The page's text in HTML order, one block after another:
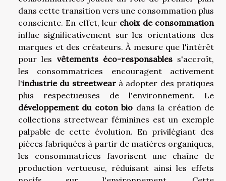
dans cette transition vers une consommation plus
consciente. En effet, leur choix de consommation
influe significativement sur les orientations des
marques et des créateurs. À mesure que l'intérêt
pour les vêtements éco-responsabless'accroît,
les consommatrices encouragent activement
l'industrie du streetwearà adopter des pratiques
plus respectueuses de l'environnement. Le
développement du coton bio dans la création de
collections streetwear féminines est un exemple
palpable de cette évolution. En privilégiant des
pièces fabriquées à partir de matières organiques,
les consommatrices favorisent une chaîne de
production vertueuse, réduisant ainsi les effets